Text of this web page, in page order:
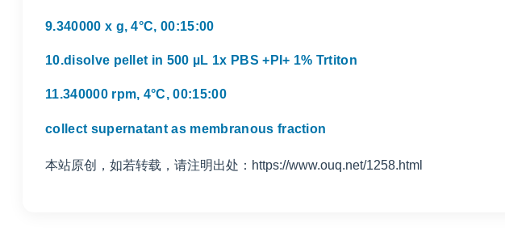
9.340000 x g, 4°C, 00:15:00
10.disolve pellet in 500 µL 1x PBS +PI+ 1% Trtiton
11.340000 rpm, 4°C, 00:15:00
collect supernatant as membranous fraction
本站原创，如若转载，请注明出处：https://www.ouq.net/1258.html